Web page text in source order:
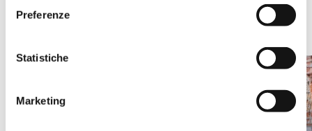
Preferenze
Statistiche
Marketing